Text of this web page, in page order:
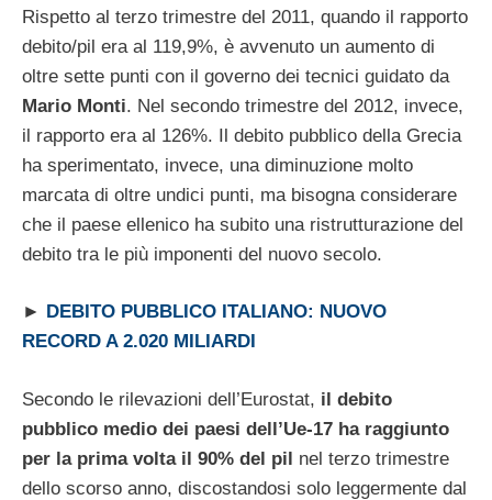
Rispetto al terzo trimestre del 2011, quando il rapporto
debito/pil era al 119,9%, è avvenuto un aumento di
oltre sette punti con il governo dei tecnici guidato da
Mario Monti. Nel secondo trimestre del 2012, invece,
il rapporto era al 126%. Il debito pubblico della Grecia
ha sperimentato, invece, una diminuzione molto
marcata di oltre undici punti, ma bisogna considerare
che il paese ellenico ha subito una ristrutturazione del
debito tra le più imponenti del nuovo secolo.
►
DEBITO PUBBLICO ITALIANO: NUOVO
RECORD A 2.020 MILIARDI
Secondo le rilevazioni dell’Eurostat, il debito
pubblico medio dei paesi dell’Ue-17 ha raggiunto
per la prima volta il 90% del pil nel terzo trimestre
dello scorso anno, discostandosi solo leggermente dal